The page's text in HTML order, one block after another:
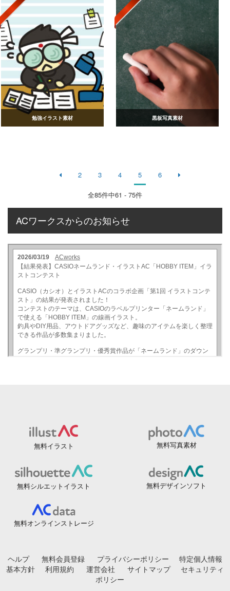
勉強イラスト素材 黒板写真素材
2 3 4 5 6
全85件中61 - 75件
ACワークスからのお知らせ
無料イラスト 無料写真素材
無料シルエットイラスト 無料デザインソフト
無料オンラインストレージ
ヘルプ 無料会員登録 プライバシーポリシー
特定個人情報
基本方針
利用規約 運営会社 サイトマップ
セキュリティ
ポリシー